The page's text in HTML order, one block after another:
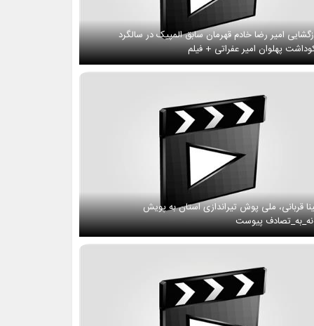
امیر رضا خادم قهرمان سابق المپیک در سالگرد
پهلوان امیر عفراتی + فیلم
قربانی، ملی پوش تیراندازی استان به پویش
پیوست